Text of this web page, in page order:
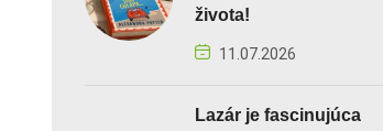
života!
11.07.2026
Lazár je fascinujúca